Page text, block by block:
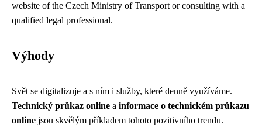
website of the Czech Ministry of Transport or consulting with a
qualified legal professional.
Výhody
Svět se digitalizuje a s ním i služby, které denně využíváme.
Technický průkaz online a informace o technickém průkazu
online jsou skvělým příkladem tohoto pozitivního trendu.